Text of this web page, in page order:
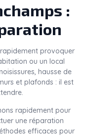
:
provoquer
ou un local
hausse de
et plafonds : il est
rapidement pour
une réparation
efficaces pour